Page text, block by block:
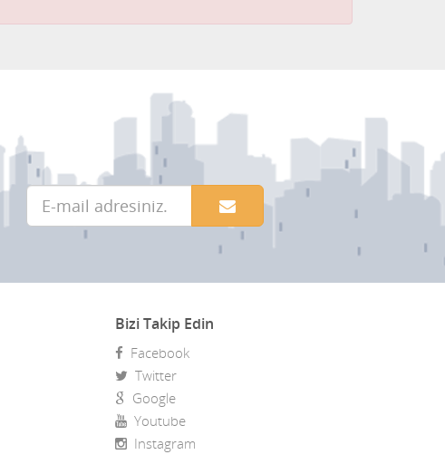
Bizi Takip Edin
Facebook
Twitter
Google
Youtube
Instagram